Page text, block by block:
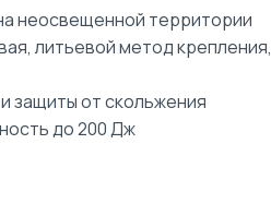
неосвещенной территории
литьевой метод крепления,
защиты от скольжения
до 200 Дж